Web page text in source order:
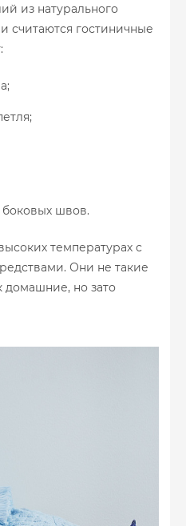
из натурального
считаются гостиничные
швов.
температурах с
Они не такие
домашние, но зато